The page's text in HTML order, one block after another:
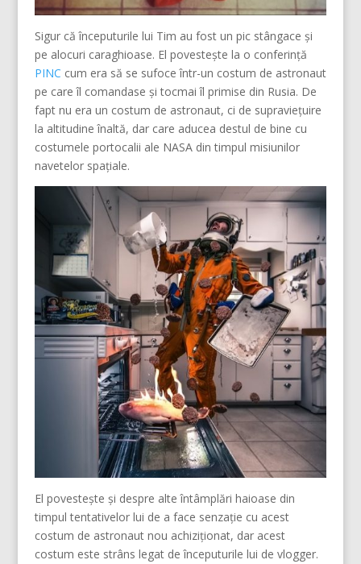
Sigur că începuturile lui Tim au fost un pic stângace și
pe alocuri caraghioase. El povestește la o conferință
PINC cum era să se sufoce într-un costum de astronaut
pe care îl comandase și tocmai îl primise din Rusia. De
fapt nu era un costum de astronaut, ci de supraviețuire
la altitudine înaltă, dar care aducea destul de bine cu
costumele portocalii ale NASA din timpul misiunilor
navetelor spațiale.
El povestește și despre alte întâmplări haioase din
timpul tentativelor lui de a face senzație cu acest
costum de astronaut nou achiziționat, dar acest
costum este strâns legat de începuturile lui de vlogger.